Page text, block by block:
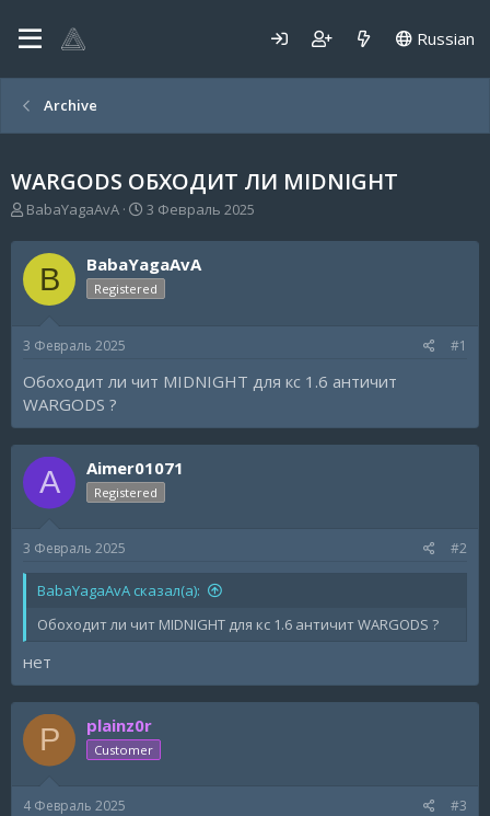
Russian
Archive
WARGODS ОБХОДИТ ЛИ MIDNIGHT
А
т
о
р
т
м
BabaYagaAvA
Д
т
а
н
а
3 Февраль 2025
B BabaYagaAvA
Registered
3 Февраль 2025 #1
Обоходит ли чит MIDNIGHT для кс 1.6 античит
WARGODS ?
A Aimer01071
Registered
3 Февраль 2025 #2
BabaYagaAvA сказал(а):
Обоходит ли чит MIDNIGHT для кс 1.6 античит WARGODS ?
нет
P plainz0r
Customer
4 Февраль 2025 #3